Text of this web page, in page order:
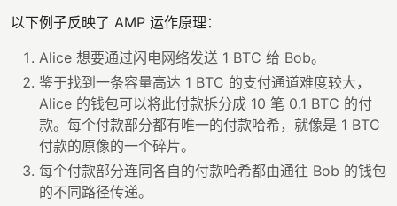
以下例子反映了 AMP 运作原理：
Alice 想要通过闪电网络发送 1 BTC 给 Bob。
鉴于找到一条容量高达 1 BTC 的支付通道难度较大，
Alice 的钱包可以将此付款拆分成 10 笔 0.1 BTC 的付
款。每个付款部分都有唯一的付款哈希，就像是 1 BTC
付款的原像的一个碎片。
每个付款部分连同各自的付款哈希都由通往 Bob 的钱包
的不同路径传递。